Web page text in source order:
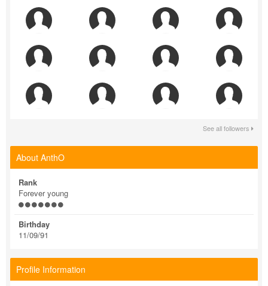
See all followers
About AnthO
Rank
Forever young
Birthday
11/09/91
Profile Information